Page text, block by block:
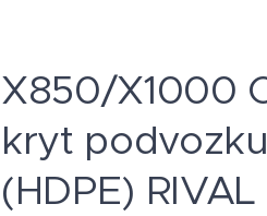
X850/X1000
kryt
(HDPE) RIVAL